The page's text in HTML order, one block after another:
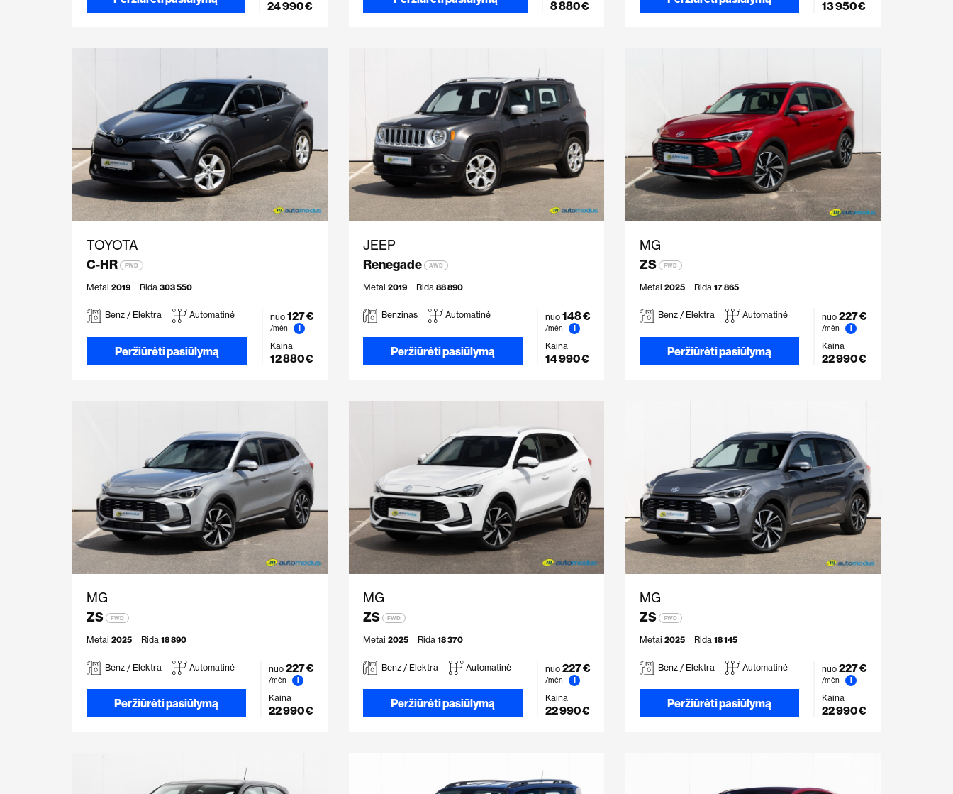
24 990 € 8 880 € 13 950 €
TOYOTA
C-HR
FWD
Metai 2019 Rida 303 550
Benz / Elektra Automatinė
Peržiūrėti pasiūlymą
nuo 127 €
/mėn
i
Kaina
12 880 €
JEEP
Renegade
AWD
Metai 2019 Rida 88 890
Benzinas Automatinė
Peržiūrėti pasiūlymą
nuo 148 €
/mėn
i
Kaina
14 990 €
MG
ZS
FWD
Metai 2025 Rida 17 865
Benz / Elektra Automatinė
Peržiūrėti pasiūlymą
nuo 227 €
/mėn
i
Kaina
22 990 €
MG
ZS
FWD
Metai 2025 Rida 18 890
Benz / Elektra Automatinė
Peržiūrėti pasiūlymą
nuo 227 €
/mėn
i
Kaina
22 990 €
MG
ZS
FWD
Metai 2025 Rida 18 370
Benz / Elektra Automatinė
Peržiūrėti pasiūlymą
nuo 227 €
/mėn
i
Kaina
22 990 €
MG
ZS
FWD
Metai 2025 Rida 18 145
Benz / Elektra Automatinė
Peržiūrėti pasiūlymą
nuo 227 €
/mėn
i
Kaina
22 990 €